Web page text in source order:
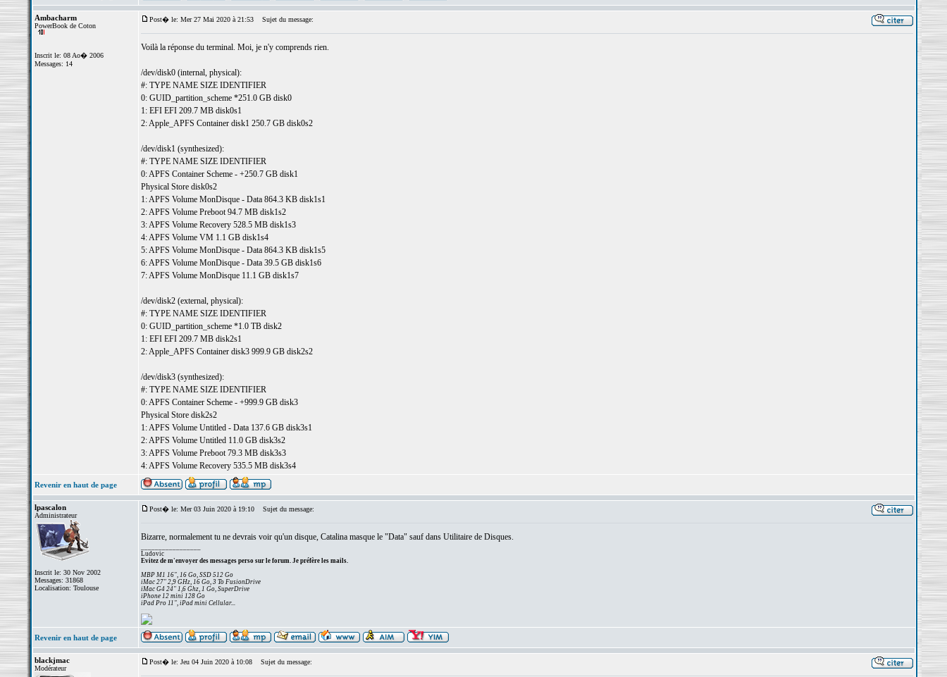
Ambacharm
PowerBook de Coton
Inscrit le: 08 Ao� 2006
Messages: 14
Post� le: Mer 27 Mai 2020 à 21:53 Sujet du message:
Voilà la réponse du terminal. Moi, je n'y comprends rien.
/dev/disk0 (internal, physical):
#: TYPE NAME SIZE IDENTIFIER
0: GUID_partition_scheme *251.0 GB disk0
1: EFI EFI 209.7 MB disk0s1
2: Apple_APFS Container disk1 250.7 GB disk0s2
/dev/disk1 (synthesized):
#: TYPE NAME SIZE IDENTIFIER
0: APFS Container Scheme - +250.7 GB disk1
Physical Store disk0s2
1: APFS Volume MonDisque - Data 864.3 KB disk1s1
2: APFS Volume Preboot 94.7 MB disk1s2
3: APFS Volume Recovery 528.5 MB disk1s3
4: APFS Volume VM 1.1 GB disk1s4
5: APFS Volume MonDisque - Data 864.3 KB disk1s5
6: APFS Volume MonDisque - Data 39.5 GB disk1s6
7: APFS Volume MonDisque 11.1 GB disk1s7
/dev/disk2 (external, physical):
#: TYPE NAME SIZE IDENTIFIER
0: GUID_partition_scheme *1.0 TB disk2
1: EFI EFI 209.7 MB disk2s1
2: Apple_APFS Container disk3 999.9 GB disk2s2
/dev/disk3 (synthesized):
#: TYPE NAME SIZE IDENTIFIER
0: APFS Container Scheme - +999.9 GB disk3
Physical Store disk2s2
1: APFS Volume Untitled - Data 137.6 GB disk3s1
2: APFS Volume Untitled 11.0 GB disk3s2
3: APFS Volume Preboot 79.3 MB disk3s3
4: APFS Volume Recovery 535.5 MB disk3s4
Revenir en haut de page
lpascalon
Administrateur
Inscrit le: 30 Nov 2002
Messages: 31868
Localisation: Toulouse
Post� le: Mer 03 Juin 2020 à 19:10 Sujet du message:
Bizarre, normalement tu ne devrais voir qu'un disque, Catalina masque le "Data" sauf dans Utilitaire de Disques.
Ludovic
Evitez de m'envoyer des messages perso sur le forum. Je préfère les mails.
MBP M1 16", 16 Go, SSD 512 Go
iMac 27" 2,9 GHz, 16 Go, 3 To FusionDrive
iMac G4 24" 1,6 Ghz, 1 Go, SuperDrive
iPhone 12 mini 128 Go
iPad Pro 11", iPad mini Cellular...
Revenir en haut de page
blackjmac
Modérateur
Post� le: Jeu 04 Juin 2020 à 10:08 Sujet du message: